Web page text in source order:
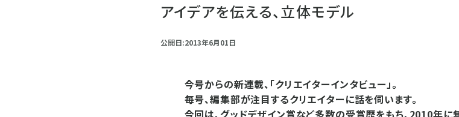
アイデアを伝える、立体モデル
公開日:2013年6月01日
今号からの新連載、「クリエイターインタビュー」。
毎号、編集部が注目するクリエイターに話を伺います。
今回は、グッドデザイン賞など多数の受賞歴をもち、2010年